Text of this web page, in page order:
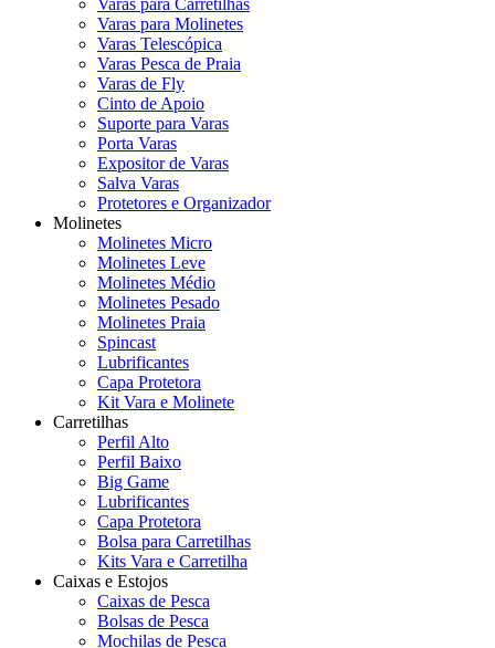
Varas para Carretilhas
Varas para Molinetes
Varas Telescópica
Varas Pesca de Praia
Varas de Fly
Cinto de Apoio
Suporte para Varas
Porta Varas
Expositor de Varas
Salva Varas
Protetores e Organizador
Molinetes
Molinetes Micro
Molinetes Leve
Molinetes Médio
Molinetes Pesado
Molinetes Praia
Spincast
Lubrificantes
Capa Protetora
Kit Vara e Molinete
Carretilhas
Perfil Alto
Perfil Baixo
Big Game
Lubrificantes
Capa Protetora
Bolsa para Carretilhas
Kits Vara e Carretilha
Caixas e Estojos
Caixas de Pesca
Bolsas de Pesca
Mochilas de Pesca